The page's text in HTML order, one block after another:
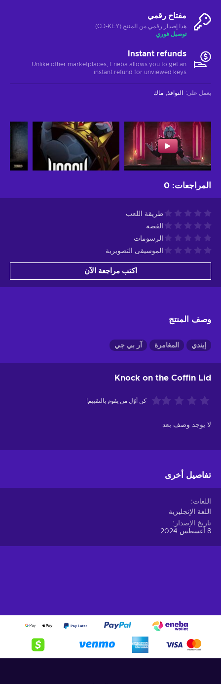
مفتاح رقمي
هذا إصدار رقمي من المنتج (CD-KEY)
توصيل فوري
Instant refunds
Unlike other marketplaces, Eneba allows you to get an
instant refund for unviewed keys.
يعمل على: النوافذ ماك
المراجعات:
0
طريقة اللعب
القصة
الرسومات
الموسيقى التصويرية
اكتب مراجعة الآن
وصف المنتج
إيندي المغامرة آر بي جي
Knock on the Coffin Lid
كن أوّل من يقوم بالتقييم!
لا يوجد وصف بعد
تفاصيل أخرى
اللغات
اللغة الإنجليزية
تاريخ الإصدار
8 أغسطس 2024